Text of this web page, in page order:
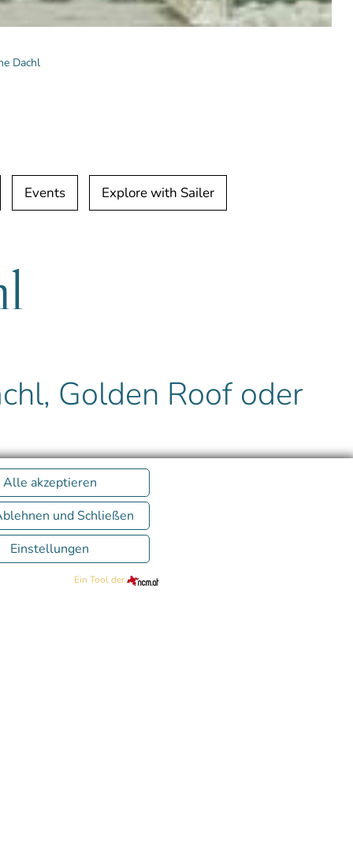
Dachl
Events Explore with Sailer
Golden Roof oder
Alle akzeptieren
und Schließen
Einstellungen
Ein Tool der